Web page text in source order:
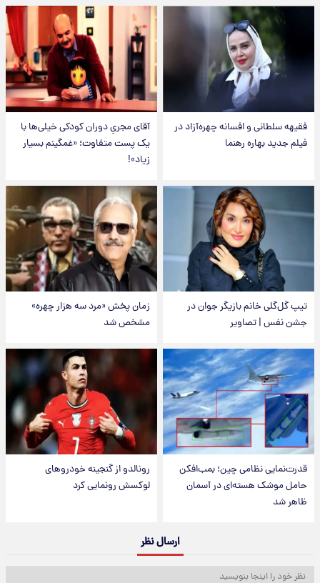
فقیهه سلطانی و افسانه چهره‌آزاد در
فیلم جدید بهاره رهنما
آقای مجریِ دوران کودکی خیلی‌ها با
یک پست متفاوت؛ «غمگینم بسیار
زیاد»!
تیپ گل‌گلی خانم بازیگر جوان در
جشن نفس | تصاویر
زمان پخش «مرد سه هزار چهره»
مشخص شد
قدرت‌نمایی نظامی چین؛ بمب‌افکن
حامل موشک هسته‌ای در آسمان
ظاهر شد
رونالدو از گنجینه خودروهای
لوکسش رونمایی کرد
ارسال نظر